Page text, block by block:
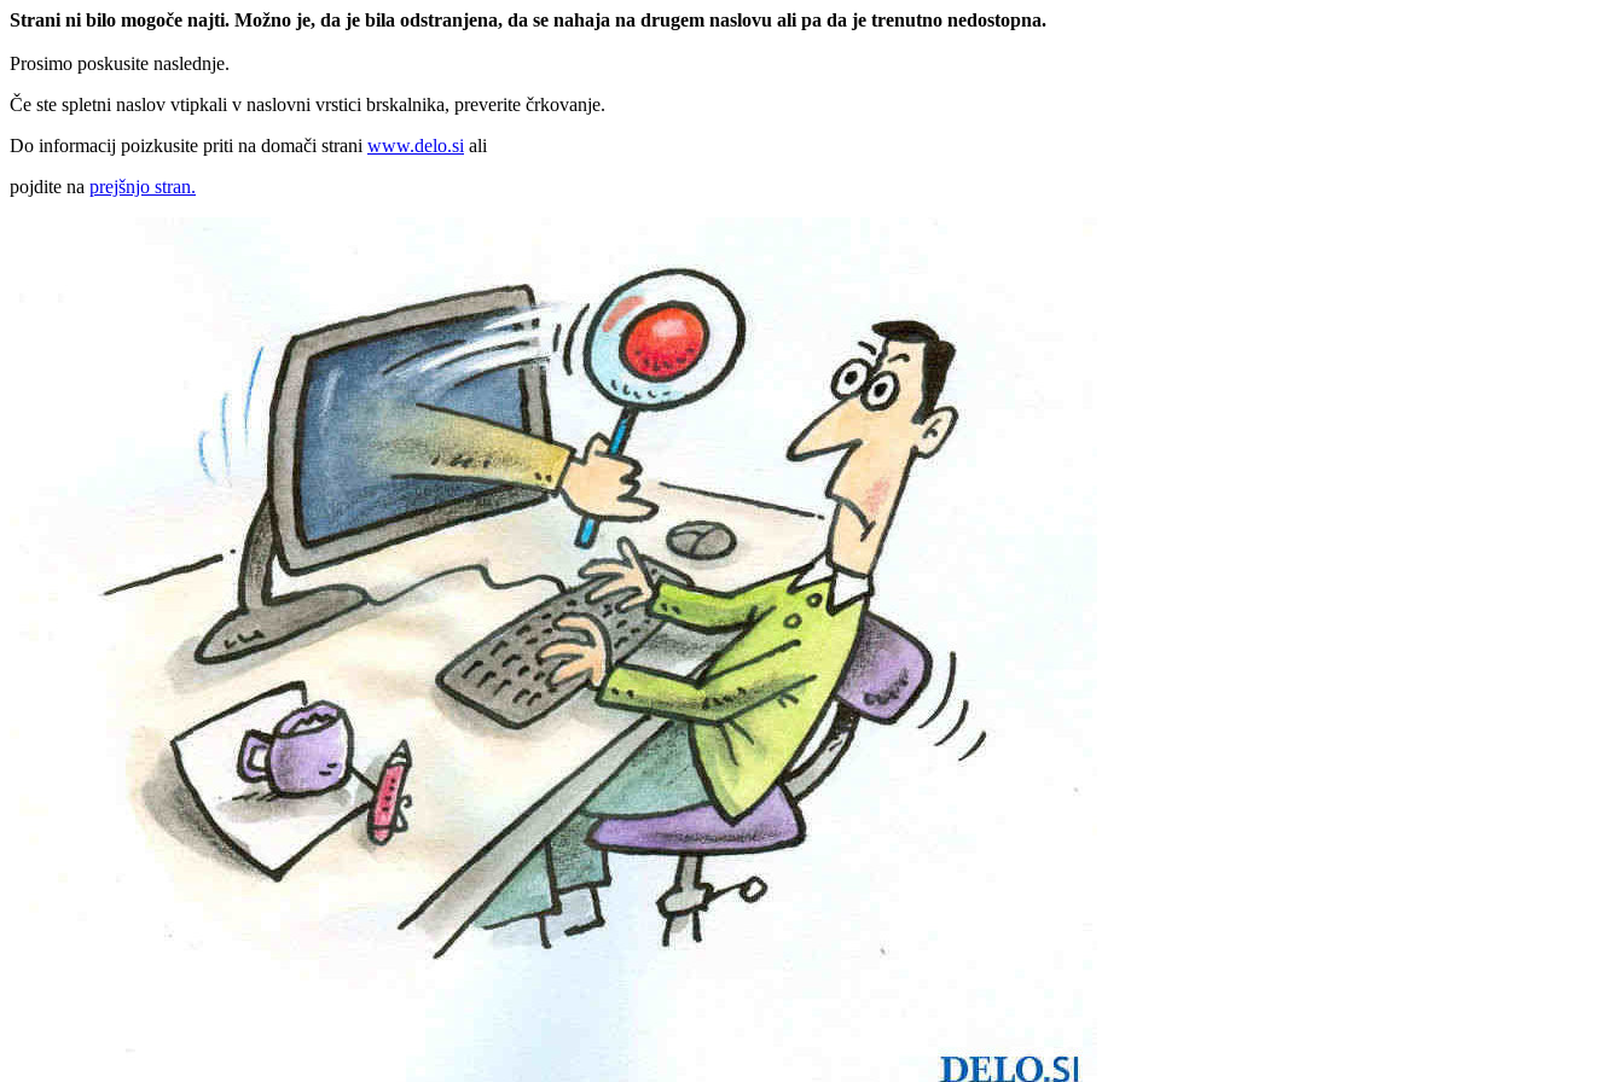
Strani ni bilo mogoče najti. Možno je, da je bila odstranjena, da se nahaja na drugem naslovu ali pa da je trenutno nedostopna.
Prosimo poskusite naslednje.
Če ste spletni naslov vtipkali v naslovni vrstici brskalnika, preverite črkovanje.
Do informacij poizkusite priti na domači strani www.delo.si ali
pojdite na prejšnjo stran.